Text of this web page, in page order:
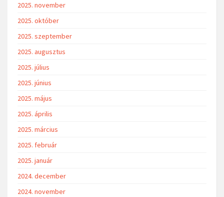
2025. november
2025. október
2025. szeptember
2025. augusztus
2025. július
2025. június
2025. május
2025. április
2025. március
2025. február
2025. január
2024. december
2024. november